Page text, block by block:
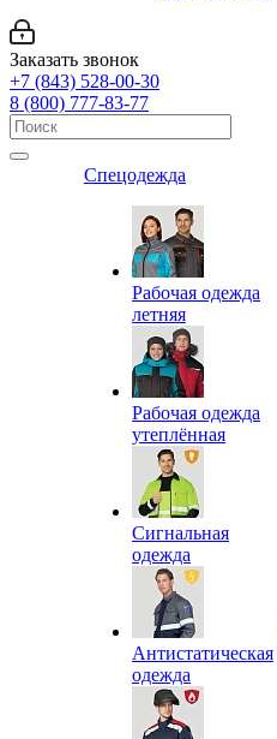
Заказать звонок
+7 (843) 528-00-30
8 (800) 777-83-77
Спецодежда
Рабочая одежда
летняя
Рабочая одежда
утеплённая
Сигнальная
одежда
Антистатическая
одежда